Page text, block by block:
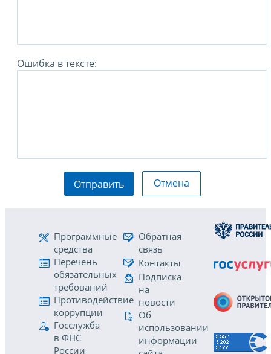
Ошибка в тексте:
Отправить Отмена
Программные
средства
Перечень
обязательных
требований
Противодействие
коррупции
Госслужба
в ФНС
России
Обратная
связь
Контакты
Подписка
на
новости
Об
использовании
информации